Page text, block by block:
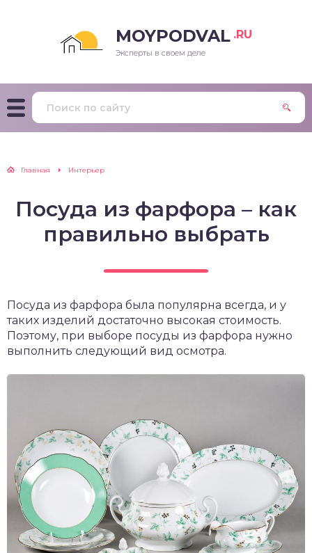
MOYPODVAL .RU
Эксперты в своем деле
Главная Интерьер
Посуда из фарфора – как
правильно выбрать
Посуда из фарфора была популярна всегда, и у
таких изделий достаточно высокая стоимость.
Поэтому, при выборе посуды из фарфора нужно
выполнить следующий вид осмотра.